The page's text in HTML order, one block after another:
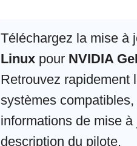
Téléchargez la mise à
Linux pour NVIDIA
Retrouvez rapidement
systèmes compatibles,
informations de mise à
description du pilote.